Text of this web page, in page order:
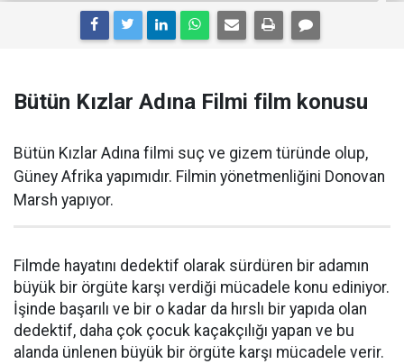
Bütün Kızlar Adına Filmi film konusu
Bütün Kızlar Adına filmi suç ve gizem türünde olup,
Güney Afrika yapımıdır. Filmin yönetmenliğini Donovan
Marsh yapıyor.
Filmde hayatını dedektif olarak sürdüren bir adamın
büyük bir örgüte karşı verdiği mücadele konu ediniyor.
İşinde başarılı ve bir o kadar da hırslı bir yapıda olan
dedektif, daha çok çocuk kaçakçılığı yapan ve bu
alanda ünlenen büyük bir örgüte karşı mücadele verir.